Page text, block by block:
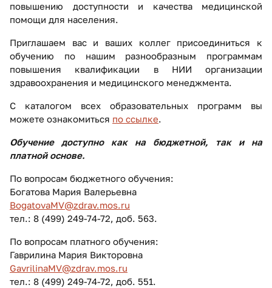
повышению доступности и качества медицинской
помощи для населения.
Приглашаем вас и ваших коллег присоединиться к
обучению по нашим разнообразным программам
повышения квалификации в НИИ организации
здравоохранения и медицинского менеджмента.
С каталогом всех образовательных программ вы
можете ознакомиться по ссылке.
Обучение доступно как на бюджетной, так и на
платной основе.
По вопросам бюджетного обучения:
Богатова Мария Валерьевна
BogatovaMV@zdrav.mos.ru
тел.: 8 (499) 249-74-72, доб. 563.
По вопросам платного обучения:
Гаврилина Мария Викторовна
GavrilinaMV@zdrav.mos.ru
тел.: 8 (499) 249-74-72, доб. 551.